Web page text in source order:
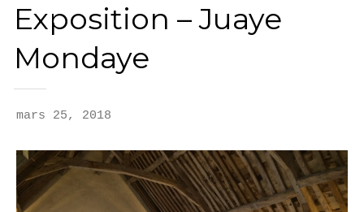
Exposition – Juaye
Mondaye
mars 25, 2018